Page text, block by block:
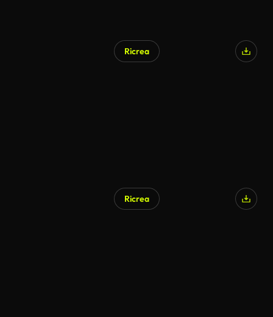
Ricrea
Ricrea